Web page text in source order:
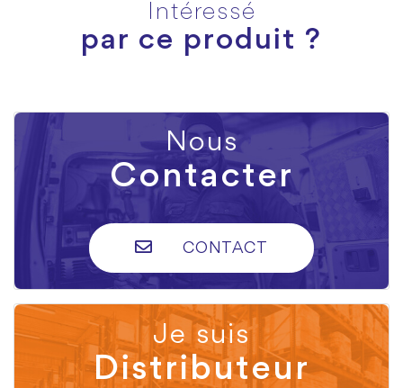
Intéressé
par ce produit ?
Nous
Contacter
CONTACT
Je suis
Distributeur